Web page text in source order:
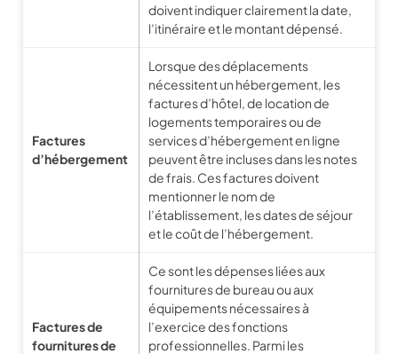
doivent indiquer clairement la date,
l’itinéraire et le montant dépensé.
Factures
d’hébergement
Lorsque des déplacements
nécessitent un hébergement, les
factures d’hôtel, de location de
logements temporaires ou de
services d’hébergement en ligne
peuvent être incluses dans les notes
de frais. Ces factures doivent
mentionner le nom de
l’établissement, les dates de séjour
et le coût de l’hébergement.
Factures de
fournitures de
Ce sont les dépenses liées aux
fournitures de bureau ou aux
équipements nécessaires à
l’exercice des fonctions
professionnelles. Parmi les